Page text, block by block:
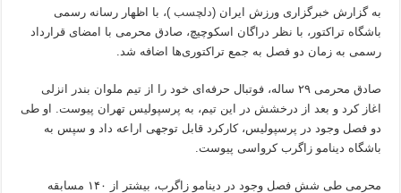
به گزارش خبرگزاری ورزش ایران (دلچسب)، با اظهار رسانه رسمی
باشگاه تراکتور، با نظر دراگان اسکوچیچ، صادق محرمی با امضای قرارداد
رسمی به زمان دو فصل به جمع تراکتوری‌ها اضافه شد.
صادق محرمی ۲۹ ساله، فوتبال حرفه‌ای خود را از تیم ملوان بندر انزلی
اغاز کرد و بعد از درخشش در این تیم، به پرسپولیس تهران پیوست. او طی
دو فصل وجود در پرسپولیس، کارکرد قابل توجهی اراعه داد و سپس به
باشگاه دینامو زاگرب کرواسی پیوست.
محرمی طی شش فصل وجود در دینامو زاگرب، بیشتر از ۱۴۰ مسابقه